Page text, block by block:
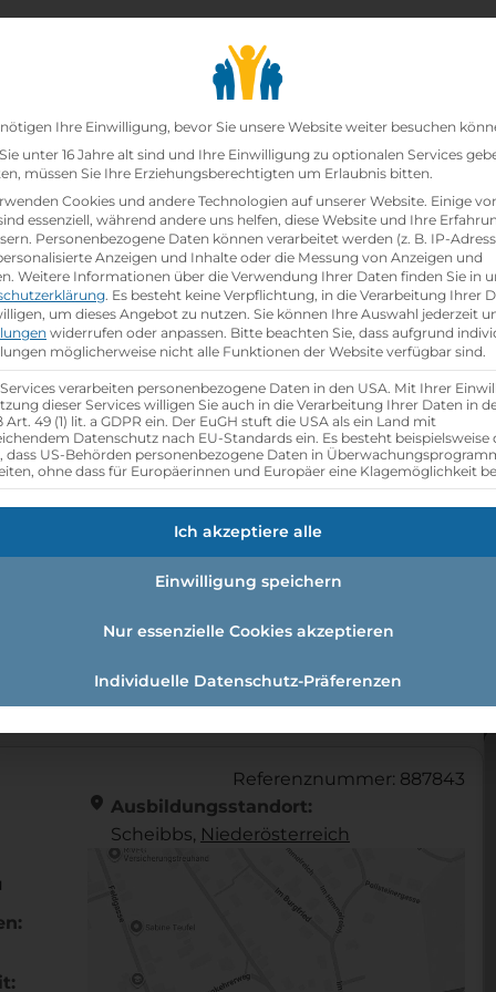
Lehrbetriebesearch
Schwerpunkt
Schwerpunkt
Referenznummer: 887843
location_on Ausbildungsstandort:
Scheibbs, Nieder­österreich
Datenschutz-
Ihre Einwilligung, bevor Sie unsere Website weiter besuchen
unter 16 Jahre alt sind und Ihre Einwilligung zu optionalen Services
müssen Sie Ihre Erziehungsberechtigten um Erlaubnis bitten.
Cookies und andere Technologien auf unserer Website. Einige
essenziell, während andere uns helfen, diese Website und Ihre
Personenbezogene Daten können verarbeitet werden (z. B. IP-
Anzeigen und Inhalte oder die Messung von Anzeigen und
Weitere Informationen über die Verwendung Ihrer Daten finden Sie in
. Es besteht keine Verpflichtung, in die Verarbeitung Ihrer
um dieses Angebot zu nutzen. Sie können Ihre Auswahl jederzeit
widerrufen oder anpassen. Bitte beachten Sie, dass aufgrund
möglicherweise nicht alle Funktionen der Website verfügbar sind.
verarbeiten personenbezogene Daten in den USA. Mit Ihrer
dieser Services willigen Sie auch in die Verarbeitung Ihrer Daten in
Art. 49 (1) lit. a GDPR ein. Der EuGH stuft die USA als ein Land mit
Datenschutz nach EU-Standards ein. Es besteht beispielsweise
dass US-Behörden personenbezogene Daten in
ohne dass für Europäerinnen und Europäer eine Klagemöglichkeit
Ich akzeptiere alle
Einwilligung speichern
Nur essenzielle Cookies akzeptieren
Individuelle Datenschutz-Präferenzen